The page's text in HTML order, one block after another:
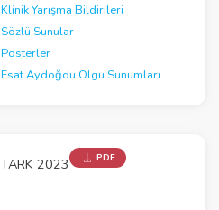
Klinik Yarışma Bildirileri
Sözlü Sunular
Posterler
Esat Aydoğdu Olgu Sunumları
TARK 2023 PDF